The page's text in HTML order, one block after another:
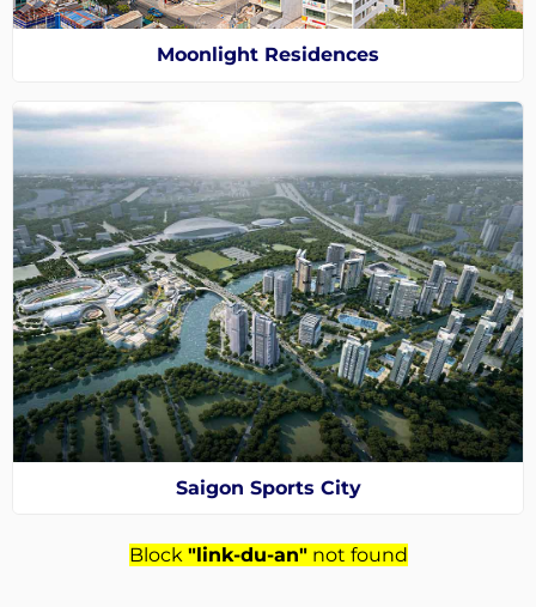
Moonlight Residences
Saigon Sports City
Block "link-du-an"not found